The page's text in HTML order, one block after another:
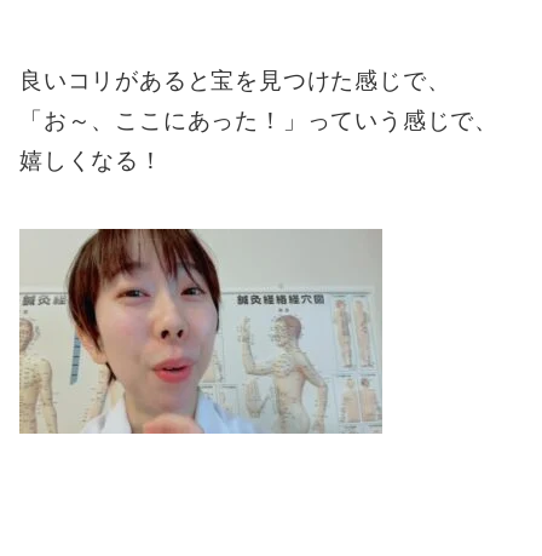
良いコリがあると宝を見つけた感じで、
「お～、ここにあった！」っていう感じで、
嬉しくなる！